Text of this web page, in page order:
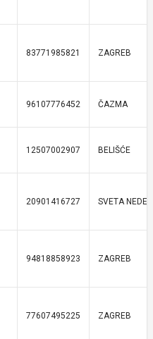
83771985821 ZAGREB
96107776452 ČAZMA
12507002907 BELIŠĆE
20901416727 SVETA
94818858923 ZAGREB
77607495225 ZAGREB